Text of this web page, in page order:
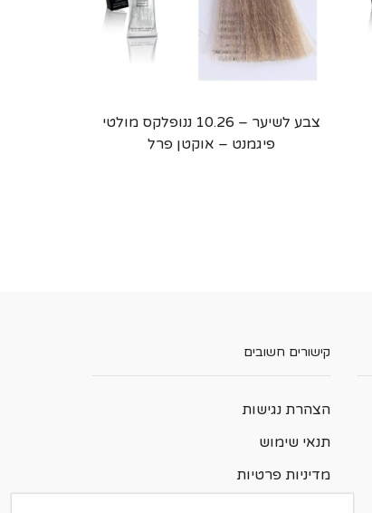
צבע לשיער – 10.26 ננופלקס מולטי
פיגמנט – אוקטן פרל
קישורים חשובים
הצהרת נגישות
תנאי שימוש
מדיניות פרטיות